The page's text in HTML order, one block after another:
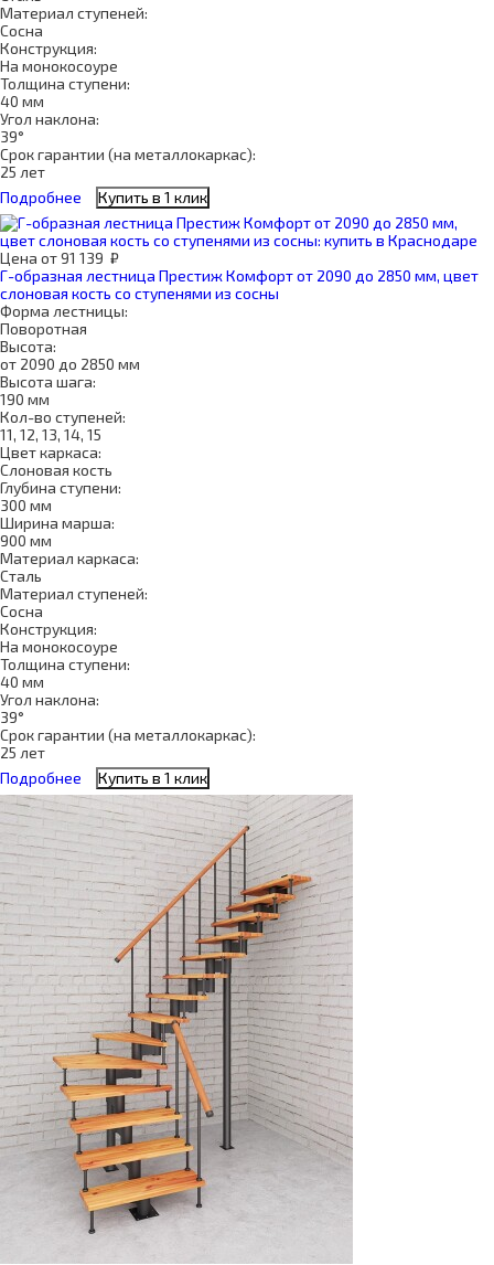
Материал ступеней:
Сосна
Конструкция:
На монокосоуре
Толщина ступени:
40 мм
Угол наклона:
39°
Срок гарантии (на металлокаркас):
25 лет
Подробнее
Купить в 1 клик
Цена от91 139 ₽
Г-образная лестница Престиж Комфорт от 2090 до 2850 мм, цвет
слоновая кость со ступенями из сосны
Форма лестницы:
Поворотная
Высота:
от 2090 до 2850 мм
Высота шага:
190 мм
Кол-во ступеней:
11, 12, 13, 14, 15
Цвет каркаса:
Слоновая кость
Глубина ступени:
300 мм
Ширина марша:
900 мм
Материал каркаса:
Сталь
Материал ступеней:
Сосна
Конструкция:
На монокосоуре
Толщина ступени:
40 мм
Угол наклона:
39°
Срок гарантии (на металлокаркас):
25 лет
Подробнее
Купить в 1 клик